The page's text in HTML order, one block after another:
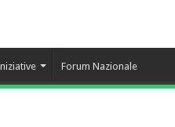
Forum Nazionale